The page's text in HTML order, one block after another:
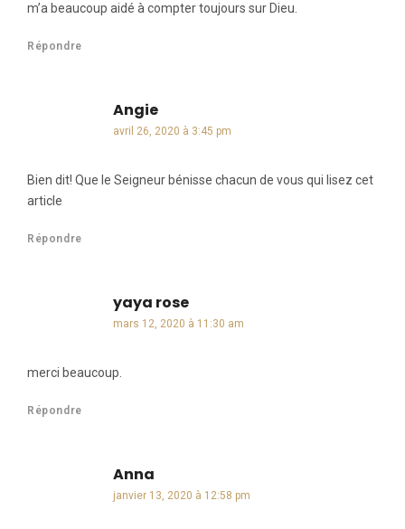
m’a beaucoup aidé à compter toujours sur Dieu.
Répondre
Angiedit :
avril 26, 2020 à 3:45 pm
Bien dit! Que le Seigneur bénisse chacun de vous qui lisez cet
article
Répondre
yaya rosedit :
mars 12, 2020 à 11:30 am
merci beaucoup.
Répondre
Anna
janvier 13, 2020 à 12:58 pm